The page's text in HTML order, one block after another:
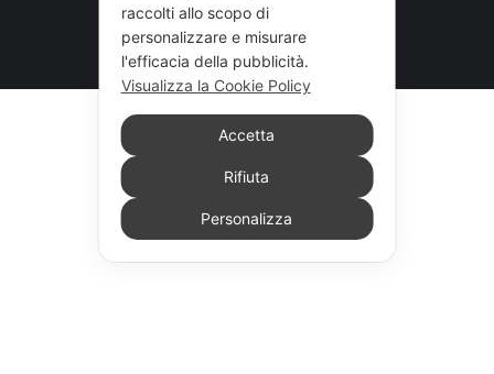
© 2026 ANOTE - ANIGEA . Tutti i diritti riservati.
raccolti allo scopo di
personalizzare e misurare
l'efficacia della pubblicità.
Visualizza la Cookie Policy
Accetta
Rifiuta
Personalizza